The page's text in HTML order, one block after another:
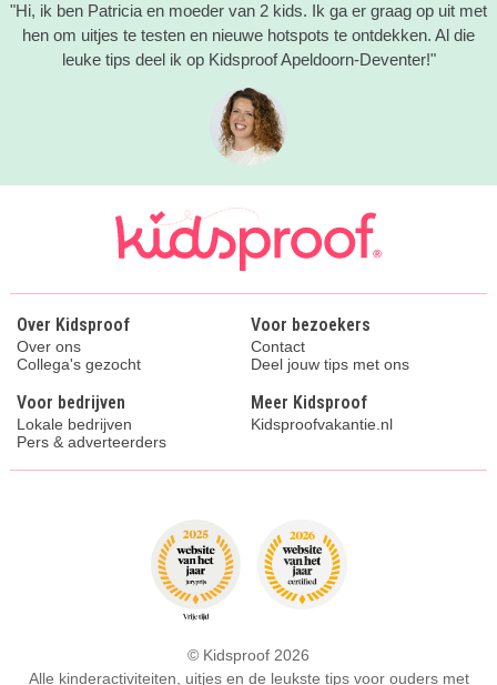
"Hi, ik ben Patricia en moeder van 2 kids. Ik ga er graag op uit met
hen om uitjes te testen en nieuwe hotspots te ontdekken. Al die
leuke tips deel ik op Kidsproof Apeldoorn-Deventer!"
Over Kidsproof
Over ons
Collega's gezocht
Voor bezoekers
Contact
Deel jouw tips met ons
Voor bedrijven
Lokale bedrijven
Pers & adverteerders
Meer Kidsproof
Kidsproofvakantie.nl
© Kidsproof 2026
Alle kinderactiviteiten, uitjes en de leukste tips voor ouders met